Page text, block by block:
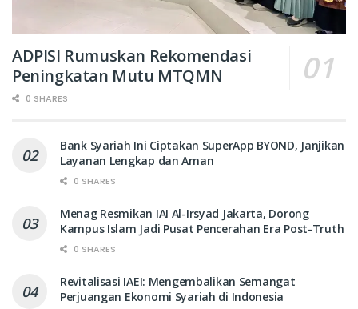
ADPISI Rumuskan Rekomendasi
Peningkatan Mutu MTQMN
0 SHARES
Bank Syariah Ini Ciptakan SuperApp BYOND, Janjikan
Layanan Lengkap dan Aman
0 SHARES
Menag Resmikan IAI Al-Irsyad Jakarta, Dorong
Kampus Islam Jadi Pusat Pencerahan Era Post-Truth
0 SHARES
Revitalisasi IAEI: Mengembalikan Semangat
Perjuangan Ekonomi Syariah di Indonesia